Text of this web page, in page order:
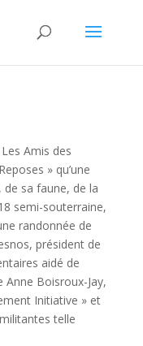
Les Amis des
» qu’une
sa faune, de la
semi-souterraine,
randonnée de
président de
aidé de
Boisroux-Jay,
Initiative » et
telle